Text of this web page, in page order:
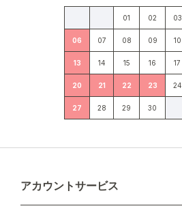
01 02 03
06 07 08 09 10
13 14 15 16 17
20 21 22 23 24
27 28 29 30
アカウントサービス